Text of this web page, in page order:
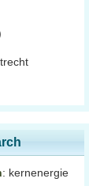
: kernenergie